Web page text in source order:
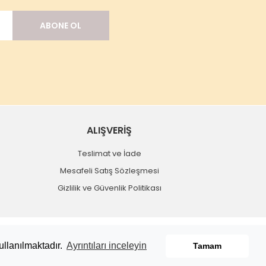
Ayrıntıları inceleyin Tamam
ABONE OL
ALIŞVERİŞ
Teslimat ve İade
Mesafeli Satış Sözleşmesi
Gizlilik ve Güvenlik Politikası